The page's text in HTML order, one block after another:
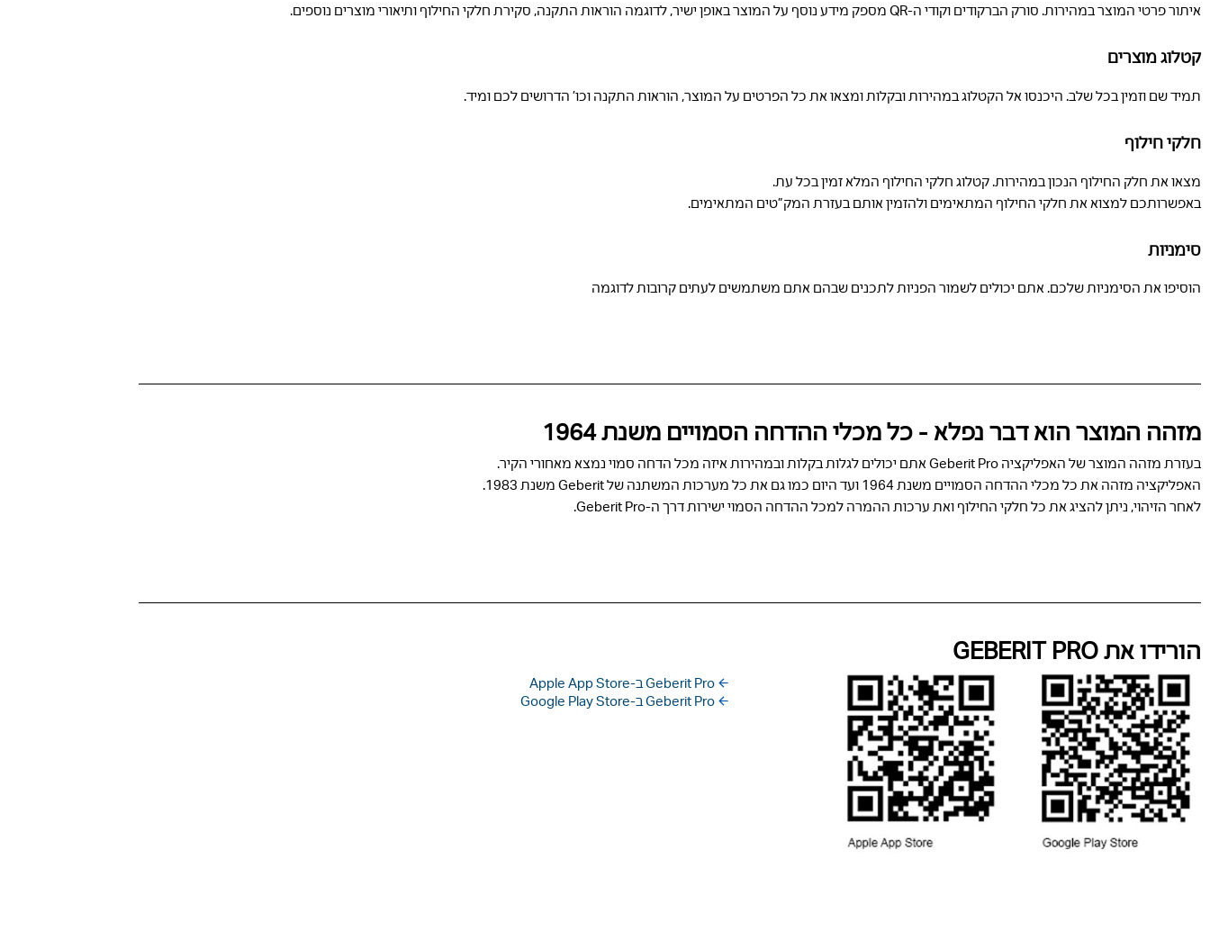
איתור פרטי המוצר במהירות. סורק הברקודים וקודי ה-QR מספק מידע נוסף על המוצר באופן ישיר, לדוגמה הוראות התקנה, סקירת חלקי החילוף ותיאורי מוצרים נוספים.
קטלוג מוצרים
תמיד שם וזמין בכל שלב. היכנסו אל הקטלוג במהירות ובקלות ומצאו את כל הפרטים על המוצר, הוראות התקנה וכו’ הדרושים לכם ומיד.
חלקי חילוף
מצאו את חלק החילוף הנכון במהירות. קטלוג חלקי החילוף המלא זמין בכל עת.
באפשרותכם למצוא את חלקי החילוף המתאימים ולהזמין אותם בעזרת המק”טים המתאימים.
סימניות
הוסיפו את הסימניות שלכם. אתם יכולים לשמור הפניות לתכנים שבהם אתם משתמשים לעתים קרובות לדוגמה
מזהה המוצר הוא דבר נפלא - כל מכלי ההדחה הסמויים משנת 1964
בעזרת מזהה המוצר של האפליקציה Geberit Pro אתם יכולים לגלות בקלות ובמהירות איזה מכל הדחה סמוי נמצא מאחורי הקיר.
האפליקציה מזהה את כל מכלי ההדחה הסמויים משנת 1964 ועד היום כמו גם את כל מערכות המשתנה של Geberit משנת 1983.
לאחר הזיהוי, ניתן להציג את כל חלקי החילוף ואת ערכות ההמרה למכל ההדחה הסמוי ישירות דרך ה-Geberit Pro.
הורידו את GEBERIT PRO
Geberit Pro ב-Apple App Store
Geberit Pro ב-Google Play Store